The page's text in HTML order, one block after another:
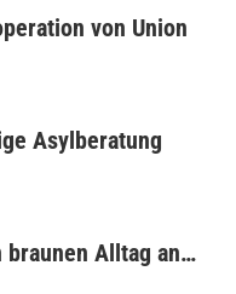
von Union
Asylberatung
Alltag an…